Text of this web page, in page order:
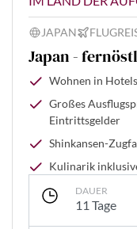
JAPAN
Japan -
Wohnen in
Großes
Eintrittsgelder
Shinkansen-
Kulinarik
DAUER
11 Tage